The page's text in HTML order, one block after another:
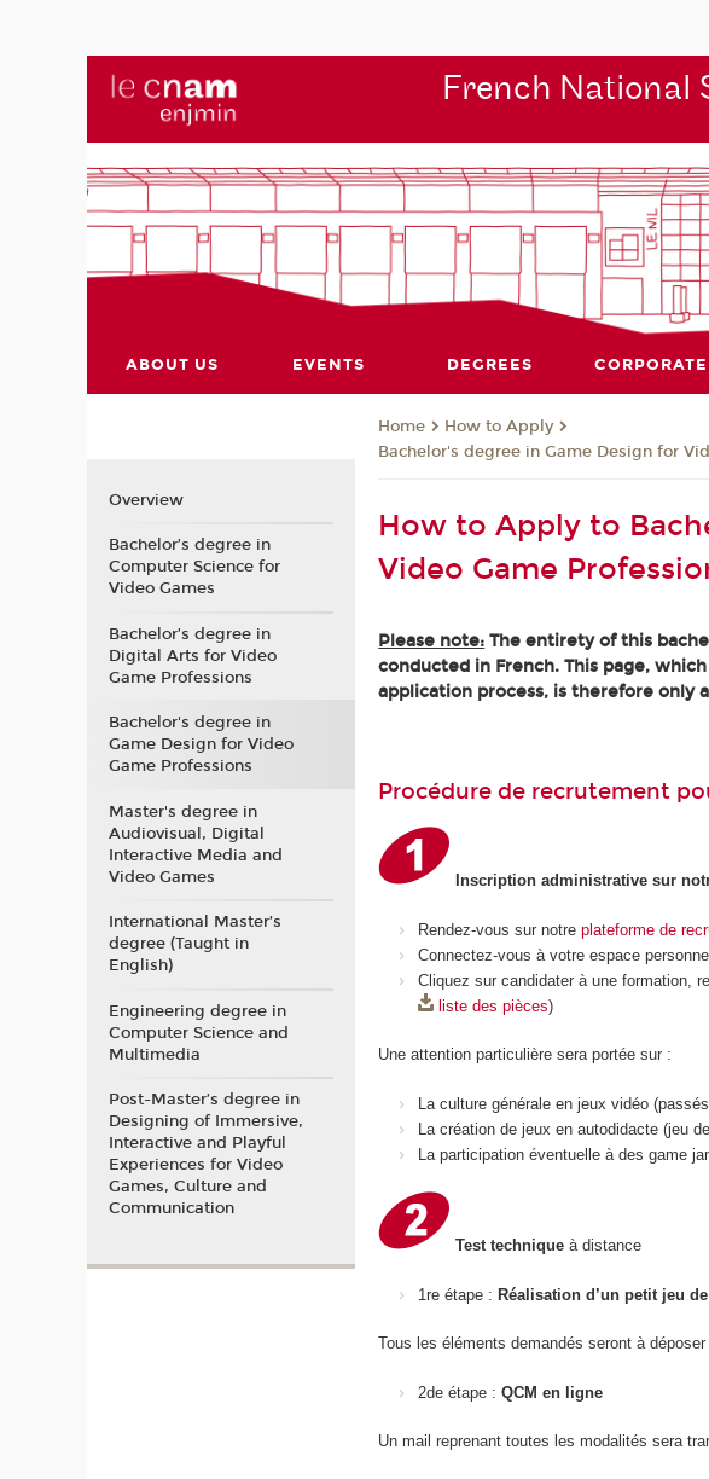
French National
ABOUT US EVENTS DEGREES CORPORATE
Home
How to Apply
Bachelor's degree in Game Design for
How to Apply to
Video Game
Please note: The entirety of this
conducted in French. This page,
application process, is therefore only
Procédure de recrutement
Inscription administrative sur
Rendez-vous sur notre plateforme de
Connectez-vous à votre espace
Cliquez sur candidater à une formation,
liste des pièces)
Une attention particulière sera portée sur :
La culture générale en jeux vidéo
La création de jeux en autodidacte (jeu
La participation éventuelle à des game
Test technique à distance
1re étape : Réalisation d’un petit jeu
Tous les éléments demandés seront à
2de étape : QCM en ligne
Un mail reprenant toutes les modalités sera
Overview
Bachelor’s degree in
Computer Science for
Video Games
Bachelor’s degree in
Digital Arts for Video
Game Professions
Bachelor's degree in
Game Design for Video
Game Professions
Master's degree in
Audiovisual, Digital
Interactive Media and
Video Games
International Master’s
degree (Taught in
English)
Engineering degree in
Computer Science and
Multimedia
Post-Master’s degree in
Designing of Immersive,
Interactive and Playful
Experiences for Video
Games, Culture and
Communication